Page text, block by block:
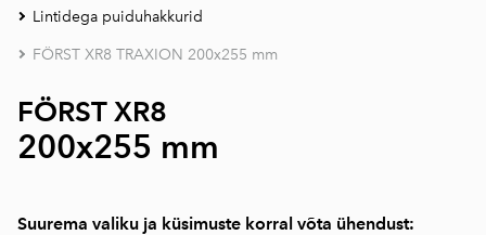
Lintidega puiduhakkurid
FÖRST XR8 TRAXION 200x255 mm
FÖRST XR8
200x255 mm
Suurema valiku ja küsimuste korral võta ühendust: